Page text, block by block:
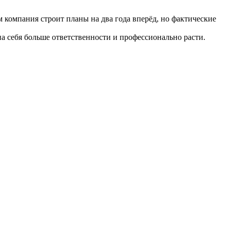
строит планы на два года вперёд, но фактические
больше ответственности и профессионально расти.